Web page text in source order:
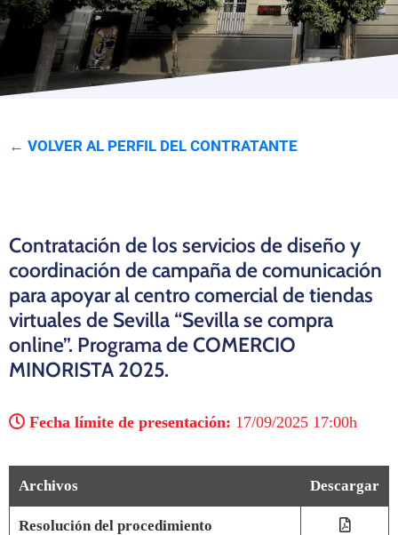
Programas
← VOLVER AL PERFIL DEL CONTRATANTE
Contratación de los servicios de diseño y
coordinación de campaña de comunicación
para apoyar al centro comercial de tiendas
virtuales de Sevilla “Sevilla se compra
online”. Programa de COMERCIO
MINORISTA 2025.
Fecha límite de presentación: 17/09/2025 17:00h
Archivos Descargar
Resolución del procedimiento